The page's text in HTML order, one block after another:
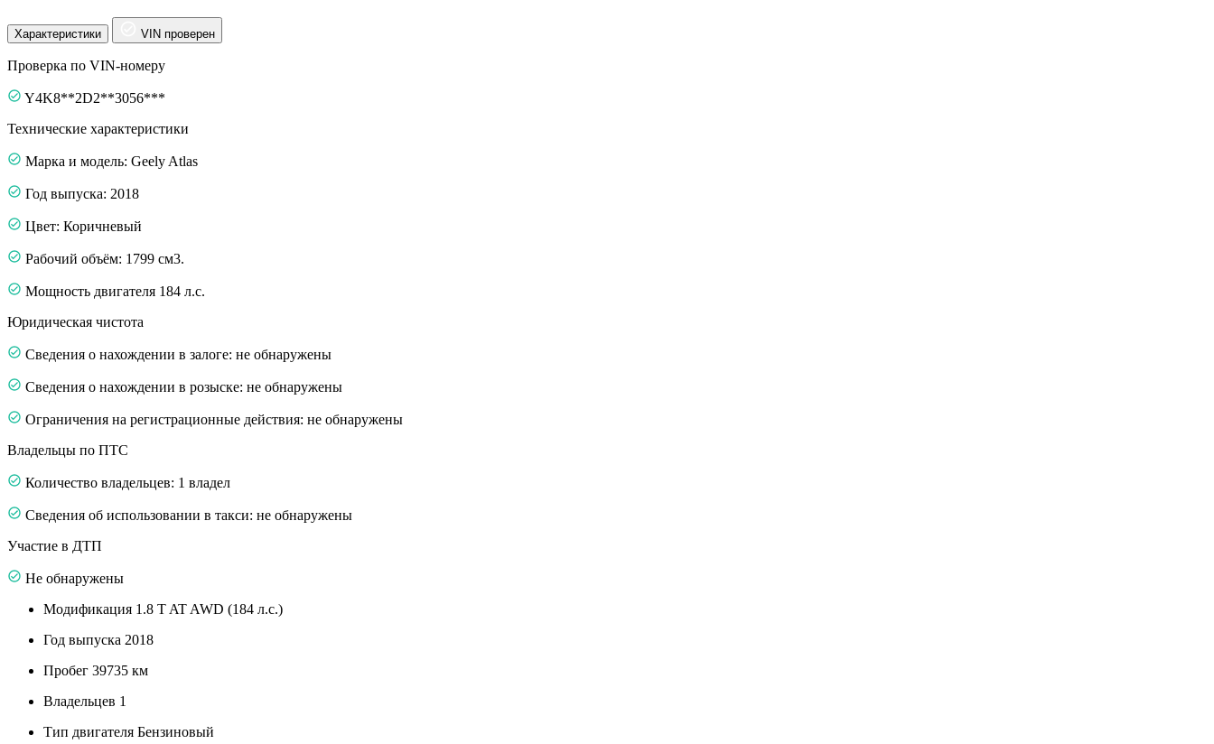
Характеристики VIN проверен
Проверка по VIN-номеру
Y4K8**2D2**3056***
Технические характеристики
Марка и модель: Geely Atlas
Год выпуска: 2018
Цвет: Коричневый
Рабочий объём: 1799 см3.
Мощность двигателя 184 л.с.
Юридическая чистота
Сведения о нахождении в залоге: не обнаружены
Сведения о нахождении в розыске: не обнаружены
Ограничения на регистрационные действия: не обнаружены
Владельцы по ПТС
Количество владельцев: 1 владел
Сведения об использовании в такси: не обнаружены
Участие в ДТП
Не обнаружены
Модификация 1.8 T AT AWD (184 л.с.)
Год выпуска 2018
Пробег 39735 км
Владельцев 1
Тип двигателя Бензиновый